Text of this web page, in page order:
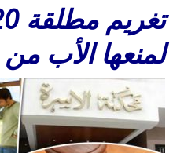
لمنعها الأب من